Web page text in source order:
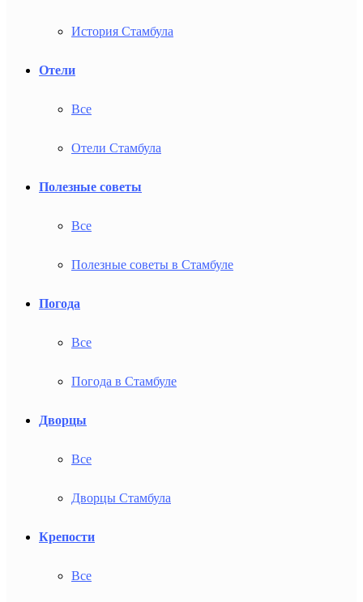
История Стамбула
Отели
Все
Отели Стамбула
Полезные советы
Все
Полезные советы в Стамбуле
Погода
Все
Погода в Стамбуле
Дворцы
Все
Дворцы Стамбула
Крепости
Все